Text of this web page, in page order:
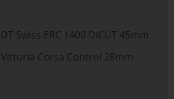
DT Swiss ERC 1400 DICUT 45mm
Vittoria Corsa Control 28mm